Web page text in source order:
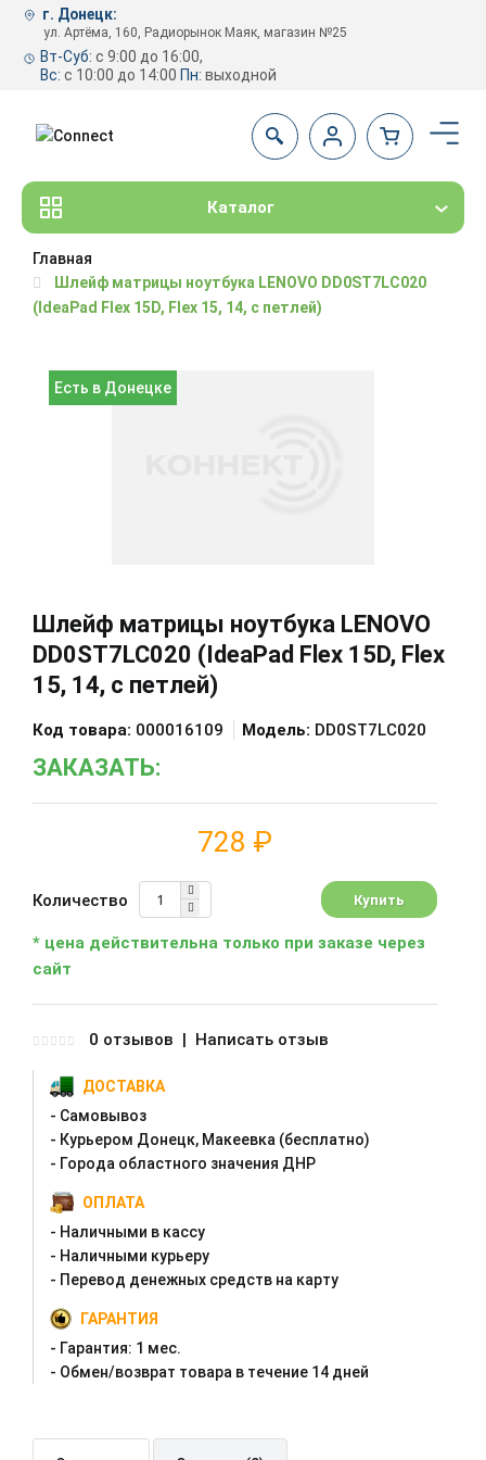
г. Донецк:
ул. Артёма, 160, Радиорынок Маяк, магазин №25
Вт-Суб: с 9:00 до 16:00,
Вс: с 10:00 до 14:00 Пн: выходной
Каталог
Главная
Шлейф матрицы ноутбука LENOVO DD0ST7LC020
(IdeaPad Flex 15D, Flex 15, 14, с петлей)
Есть в Донецке
Шлейф матрицы ноутбука LENOVO
DD0ST7LC020 (IdeaPad Flex 15D, Flex
15, 14, с петлей)
Код товара: 000016109 Модель: DD0ST7LC020
ЗАКАЗАТЬ:
728 ₽
Количество
* цена действительна только при заказе через
сайт
0 отзывов | Написать отзыв
ДОСТАВКА
- Самовывоз
- Курьером Донецк, Макеевка (бесплатно)
- Города областного значения ДНР
ОПЛАТА
- Наличными в кассу
- Наличными курьеру
- Перевод денежных средств на карту
ГАРАНТИЯ
- Гарантия: 1 мес.
- Oбмен/возврат товара в течение 14 дней